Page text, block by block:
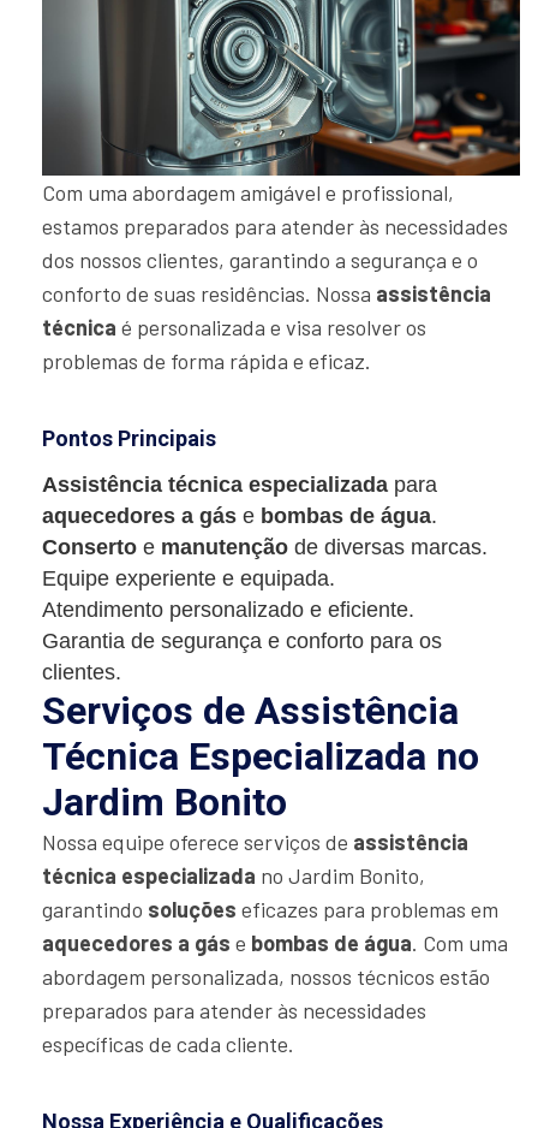
Com uma abordagem amigável e profissional,
estamos preparados para atender às necessidades
dos nossos clientes, garantindo a segurança e o
conforto de suas residências. Nossa assistência
técnica é personalizada e visa resolver os
problemas de forma rápida e eficaz.
Pontos Principais
Assistência técnica especializada para
aquecedores a gás e bombas de água.
Conserto e manutenção de diversas marcas.
Equipe experiente e equipada.
Atendimento personalizado e eficiente.
Garantia de segurança e conforto para os
clientes.
Serviços de Assistência
Técnica Especializada no
Jardim Bonito
Nossa equipe oferece serviços de assistência
técnica especializada no Jardim Bonito,
garantindo soluções eficazes para problemas em
aquecedores a gás e bombas de água. Com uma
abordagem personalizada, nossos técnicos estão
preparados para atender às necessidades
específicas de cada cliente.
Nossa Experiência e Qualificações